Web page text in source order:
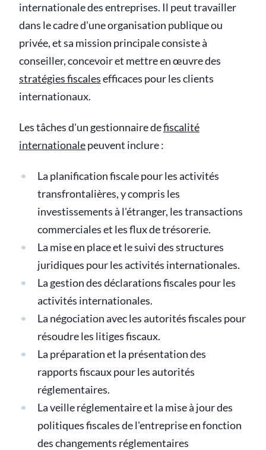
internationale des entreprises. Il peut travailler
dans le cadre d'une organisation publique ou
privée, et sa mission principale consiste à
conseiller, concevoir et mettre en œuvre des
stratégies fiscalesefficaces pour les clients
internationaux.
Les tâches d'un gestionnaire defiscalité
internationalepeuvent inclure :
La planification fiscale pour les activités
transfrontalières, y compris les
investissements à l'étranger, les transactions
commerciales et les flux de trésorerie.
La mise en place et le suivi des structures
juridiques pour les activités internationales.
La gestion des déclarations fiscales pour les
activités internationales.
La négociation avec les autorités fiscales pour
résoudre les litiges fiscaux.
La préparation et la présentation des
rapports fiscaux pour les autorités
réglementaires.
La veille réglementaire et la mise à jour des
politiques fiscales de l'entreprise en fonction
des changements réglementaires